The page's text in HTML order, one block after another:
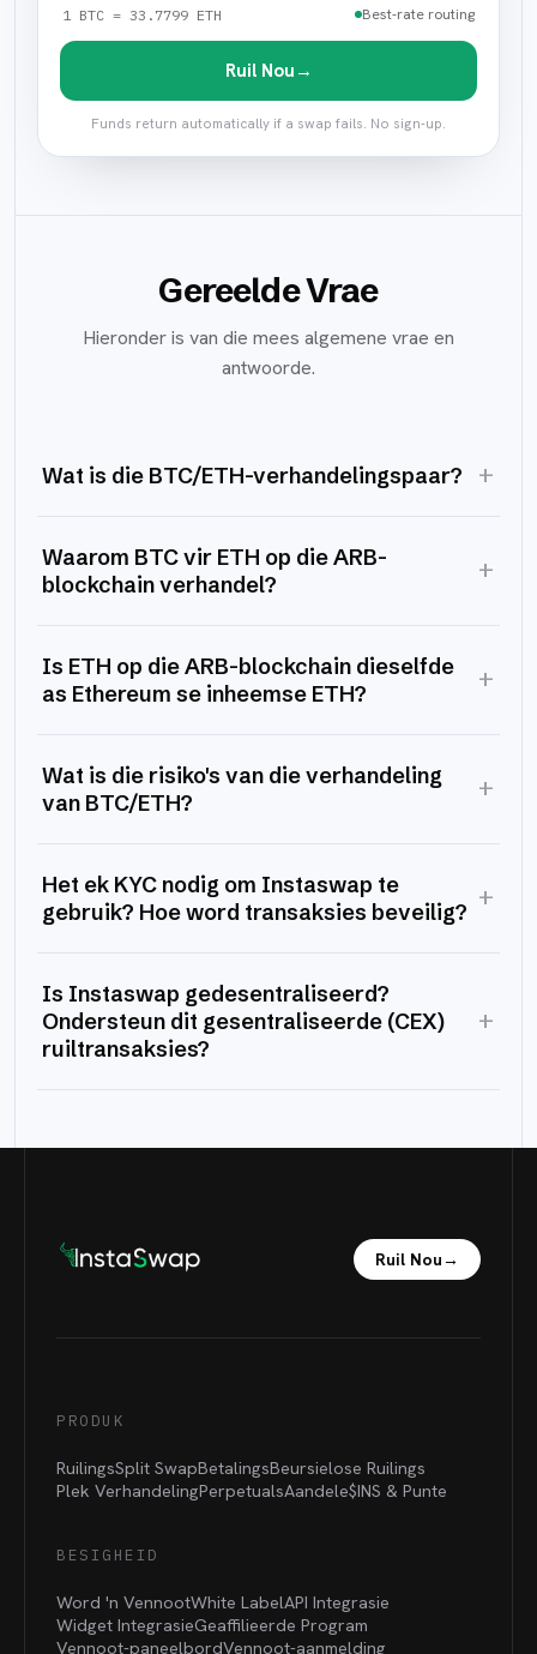
1 BTC = 33.7799 ETH Best-rate routing
Ruil Nou →
Funds return automatically if a swap fails. No sign-up.
Gereelde Vrae
Hieronder is van die mees algemene vrae en
antwoorde.
Wat is die BTC/ETH-verhandelingspaar? +
Waarom BTC vir ETH op die ARB-
blockchain verhandel?
+
Is ETH op die ARB-blockchain dieselfde
as Ethereum se inheemse ETH?
+
Wat is die risiko's van die verhandeling
van BTC/ETH?
+
Het ek KYC nodig om Instaswap te
gebruik? Hoe word transaksies beveilig? +
Is Instaswap gedesentraliseerd?
Ondersteun dit gesentraliseerde (CEX)
ruiltransaksies?
+
Ruil Nou→
PRODUK
RuilingsSplit SwapBetalingsBeursielose Ruilings
Plek VerhandelingPerpetualsAandele$INS & Punte
BESIGHEID
Word 'n VennootWhite LabelAPI Integrasie
Widget IntegrasieGeaffilieerde Program
Vennoot-paneelbordVennoot-aanmelding